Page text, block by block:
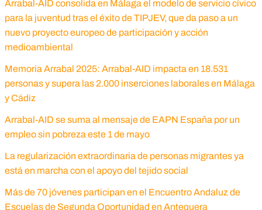
Arrabal-AID consolida en Málaga el modelo de servicio cívico
para la juventud tras el éxito de TIPJEV, que da paso a un
nuevo proyecto europeo de participación y acción
medioambiental
Memoria Arrabal 2025: Arrabal-AID impacta en 18.531
personas y supera las 2.000 inserciones laborales en Málaga
y Cádiz
Arrabal-AID se suma al mensaje de EAPN España por un
empleo sin pobreza este 1 de mayo
La regularización extraordinaria de personas migrantes ya
está en marcha con el apoyo del tejido social
Más de 70 jóvenes participan en el Encuentro Andaluz de
Escuelas de Segunda Oportunidad en Antequera